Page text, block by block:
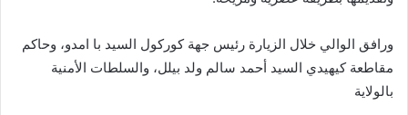
ورافق الوالي خلال الزيارة رئيس جهة كوركول السيد با امدو، وحاكم
مقاطعة كيهيدي السيد أحمد سالم ولد بيلل، والسلطات الأمنية
بالولاية